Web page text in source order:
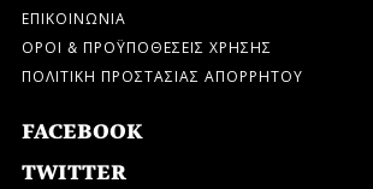
ΕΠΙΚΟΙΝΩΝΙΑ
ΟΡΟΙ & ΠΡΟΫΠΟΘΕΣΕΙΣ ΧΡΗΣΗΣ
ΠΟΛΙΤΙΚΗ ΠΡΟΣΤΑΣΙΑΣ ΑΠΟΡΡΗΤΟΥ
FACEBOOK
TWITTER